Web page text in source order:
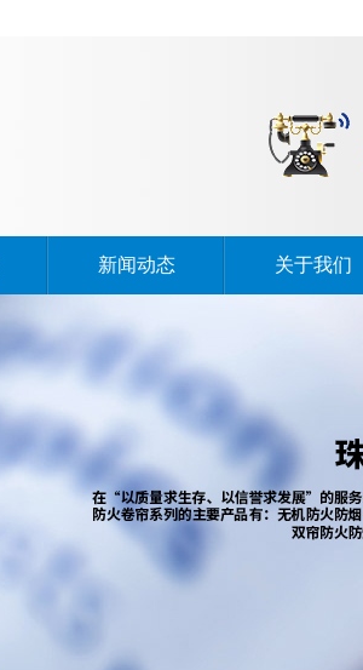
新闻动态 关于我们